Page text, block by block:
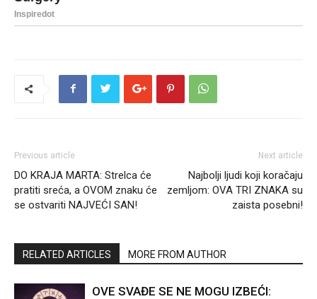
Previous article
DO KRAJA MARTA: Strelca će
pratiti sreća, a OVOM znaku će
se ostvariti NAJVEĆI SAN!
Next article
Najbolji ljudi koji koračaju
zemljom: OVA TRI ZNAKA su
zaista posebni!
RELATED ARTICLES MORE FROM AUTHOR
OVE SVAĐE SE NE MOGU IZBEĆI: